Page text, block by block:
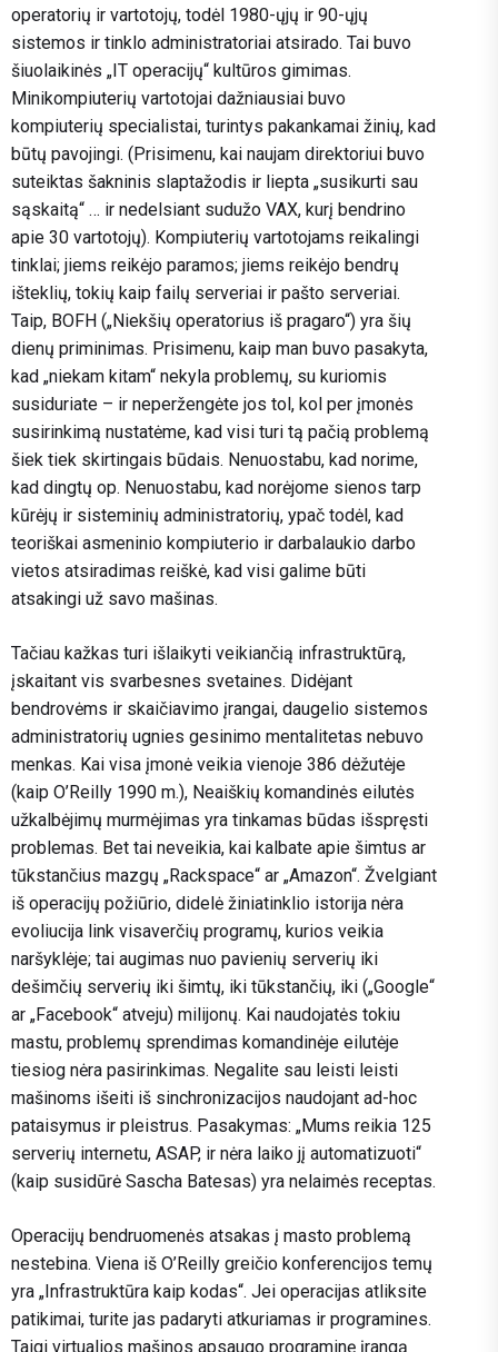
operatorių ir vartotojų, todėl 1980-ųjų ir 90-ųjų
sistemos ir tinklo administratoriai atsirado. Tai buvo
šiuolaikinės „IT operacijų“ kultūros gimimas.
Minikompiuterių vartotojai dažniausiai buvo
kompiuterių specialistai, turintys pakankamai žinių, kad
būtų pavojingi. (Prisimenu, kai naujam direktoriui buvo
suteiktas šakninis slaptažodis ir liepta „susikurti sau
sąskaitą“ … ir nedelsiant sudužo VAX, kurį bendrino
apie 30 vartotojų). Kompiuterių vartotojams reikalingi
tinklai; jiems reikėjo paramos; jiems reikėjo bendrų
išteklių, tokių kaip failų serveriai ir pašto serveriai.
Taip, BOFH („Niekšių operatorius iš pragaro“) yra šių
dienų priminimas. Prisimenu, kaip man buvo pasakyta,
kad „niekam kitam“ nekyla problemų, su kuriomis
susiduriate – ir neperžengėte jos tol, kol per įmonės
susirinkimą nustatėme, kad visi turi tą pačią problemą
šiek tiek skirtingais būdais. Nenuostabu, kad norime,
kad dingtų op. Nenuostabu, kad norėjome sienos tarp
kūrėjų ir sisteminių administratorių, ypač todėl, kad
teoriškai asmeninio kompiuterio ir darbalaukio darbo
vietos atsiradimas reiškė, kad visi galime būti
atsakingi už savo mašinas.
Tačiau kažkas turi išlaikyti veikiančią infrastruktūrą,
įskaitant vis svarbesnes svetaines. Didėjant
bendrovėms ir skaičiavimo įrangai, daugelio sistemos
administratorių ugnies gesinimo mentalitetas nebuvo
menkas. Kai visa įmonė veikia vienoje 386 dėžutėje
(kaip O’Reilly 1990 m.), Neaiškių komandinės eilutės
užkalbėjimų murmėjimas yra tinkamas būdas išspręsti
problemas. Bet tai neveikia, kai kalbate apie šimtus ar
tūkstančius mazgų „Rackspace“ ar „Amazon“. Žvelgiant
iš operacijų požiūrio, didelė žiniatinklio istorija nėra
evoliucija link visaverčių programų, kurios veikia
naršyklėje; tai augimas nuo pavienių serverių iki
dešimčių serverių iki šimtų, iki tūkstančių, iki („Google“
ar „Facebook“ atveju) milijonų. Kai naudojatės tokiu
mastu, problemų sprendimas komandinėje eilutėje
tiesiog nėra pasirinkimas. Negalite sau leisti leisti
mašinoms išeiti iš sinchronizacijos naudojant ad-hoc
pataisymus ir pleistrus. Pasakymas: „Mums reikia 125
serverių internetu, ASAP, ir nėra laiko jį automatizuoti“
(kaip susidūrė Sascha Batesas) yra nelaimės receptas.
Operacijų bendruomenės atsakas į masto problemą
nestebina. Viena iš O’Reilly greičio konferencijos temų
yra „Infrastruktūra kaip kodas“. Jei operacijas atliksite
patikimai, turite jas padaryti atkuriamas ir programines.
Taigi virtualios mašinos apsaugo programinę įrangą